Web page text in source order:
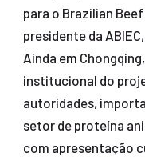
para o Brazilian
presidente da
Ainda em
institucional do
autoridades,
setor de proteína
com apresentação